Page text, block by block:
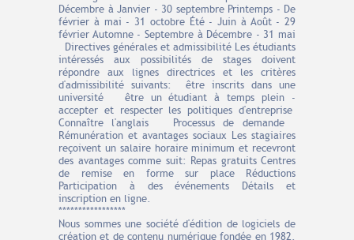
Décembre à Janvier - 30 septembre Printemps - De
février à mai - 31 octobre Été - Juin à Août - 29
février Automne - Septembre à Décembre - 31 mai
Directives générales et admissibilité Les étudiants
intéressés aux possibilités de stages doivent
répondre aux lignes directrices et les critères
d'admissibilité suivants: être inscrits dans une
université être un étudiant à temps plein -
accepter et respecter les politiques d'entreprise
Connaître l'anglais Processus de demande
Rémunération et avantages sociaux Les stagiaires
reçoivent un salaire horaire minimum et recevront
des avantages comme suit: Repas gratuits Centres
de remise en forme sur place Réductions
Participation à des événements Détails et
inscription en ligne.
*****************
Nous sommes une société d'édition de logiciels de
création et de contenu numérique fondée en 1982.